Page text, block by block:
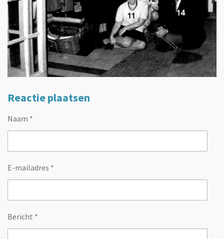
Reactie plaatsen
Naam *
E-mailadres *
Bericht *